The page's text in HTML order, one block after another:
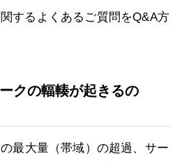
するよくあるご質問をQ&A方
クの輻輳が起きるの
最大量（帯域）の超過、サー